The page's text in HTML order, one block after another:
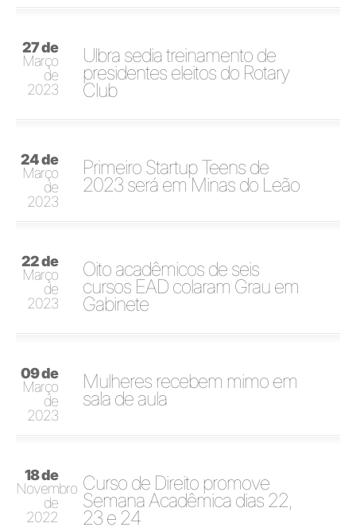
27 de
Março
de
2023
Ulbra sedia treinamento de
presidentes eleitos do Rotary
Club
24 de
Março
de
2023
Primeiro Startup Teens de
2023 será em Minas do Leão
22 de
Março
de
2023
Oito acadêmicos de seis
cursos EAD colaram Grau em
Gabinete
09 de
Março
de
2023
Mulheres recebem mimo em
sala de aula
18 de
Novembro
de
2022
Curso de Direito promove
Semana Acadêmica dias 22,
23 e 24